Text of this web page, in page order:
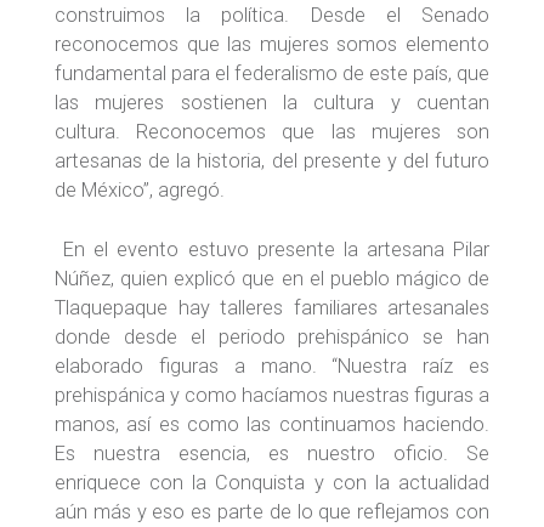
construimos la política. Desde el Senado
reconocemos que las mujeres somos elemento
fundamental para el federalismo de este país, que
las mujeres sostienen la cultura y cuentan
cultura. Reconocemos que las mujeres son
artesanas de la historia, del presente y del futuro
de México”, agregó.
En el evento estuvo presente la artesana Pilar
Núñez, quien explicó que en el pueblo mágico de
Tlaquepaque hay talleres familiares artesanales
donde desde el periodo prehispánico se han
elaborado figuras a mano. “Nuestra raíz es
prehispánica y como hacíamos nuestras figuras a
manos, así es como las continuamos haciendo.
Es nuestra esencia, es nuestro oficio. Se
enriquece con la Conquista y con la actualidad
aún más y eso es parte de lo que reflejamos con